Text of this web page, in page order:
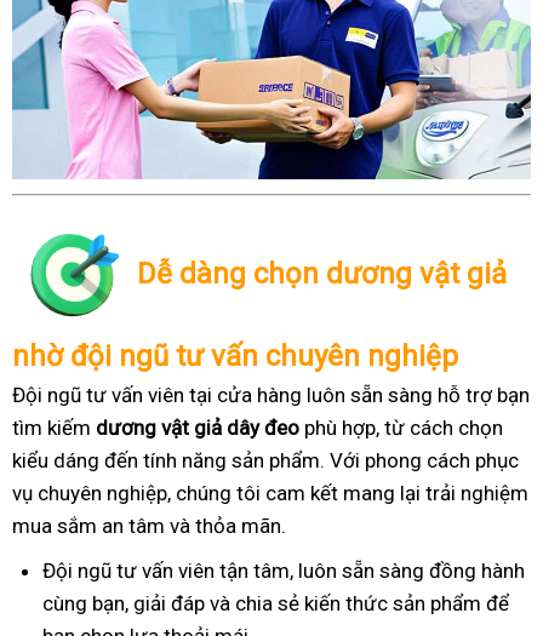
Dễ dàng chọn dương vật giả
nhờ đội ngũ tư vấn chuyên nghiệp
Đội ngũ tư vấn viên tại cửa hàng luôn sẵn sàng hỗ trợ bạn
tìm kiếm dương vật giả dây đeo phù hợp, từ cách chọn
kiểu dáng đến tính năng sản phẩm. Với phong cách phục
vụ chuyên nghiệp, chúng tôi cam kết mang lại trải nghiệm
mua sắm an tâm và thỏa mãn.
Đội ngũ tư vấn viên tận tâm, luôn sẵn sàng đồng hành
cùng bạn, giải đáp và chia sẻ kiến thức sản phẩm để